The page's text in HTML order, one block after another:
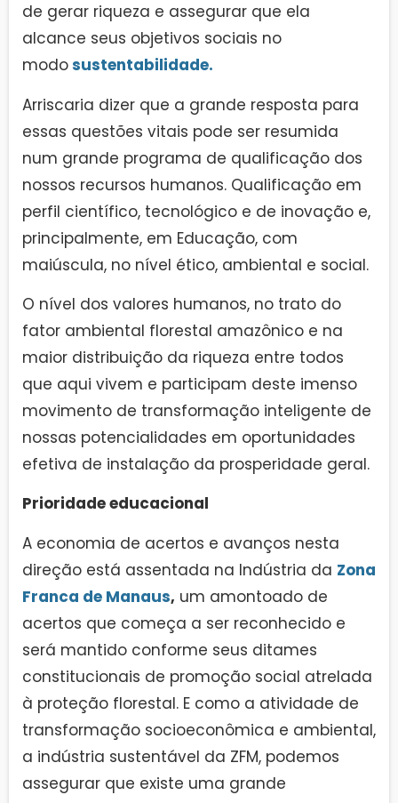
de gerar riqueza e assegurar que ela
alcance seus objetivos sociais no
modosustentabilidade.
Arriscaria dizer que a grande resposta para
essas questões vitais pode ser resumida
num grande programa de qualificação dos
nossos recursos humanos. Qualificação em
perfil científico, tecnológico e de inovação e,
principalmente, em Educação, com
maiúscula, no nível ético, ambiental e social.
O nível dos valores humanos, no trato do
fator ambiental florestal amazônico e na
maior distribuição da riqueza entre todos
que aqui vivem e participam deste imenso
movimento de transformação inteligente de
nossas potencialidades em oportunidades
efetiva de instalação da prosperidade geral.
Prioridade educacional
A economia de acertos e avanços nesta
direção está assentada na Indústria da Zona
Franca de Manaus, um amontoado de
acertos que começa a ser reconhecido e
será mantido conforme seus ditames
constitucionais de promoção social atrelada
à proteção florestal. E como a atividade de
transformação socioeconômica e ambiental,
a indústria sustentável da ZFM, podemos
assegurar que existe uma grande